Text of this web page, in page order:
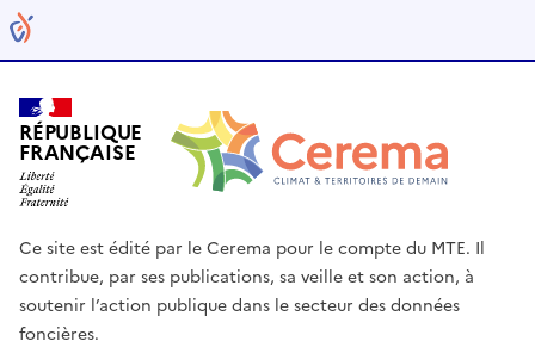
RÉPUBLIQUE
FRANÇAISE
Ce site est édité par le Cerema pour le compte du MTE. Il
contribue, par ses publications, sa veille et son action, à
soutenir l’action publique dans le secteur des données
foncières.